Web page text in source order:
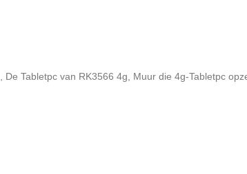
De Tabletpc van RK3566 4g Muur die 4g-Tabletpc